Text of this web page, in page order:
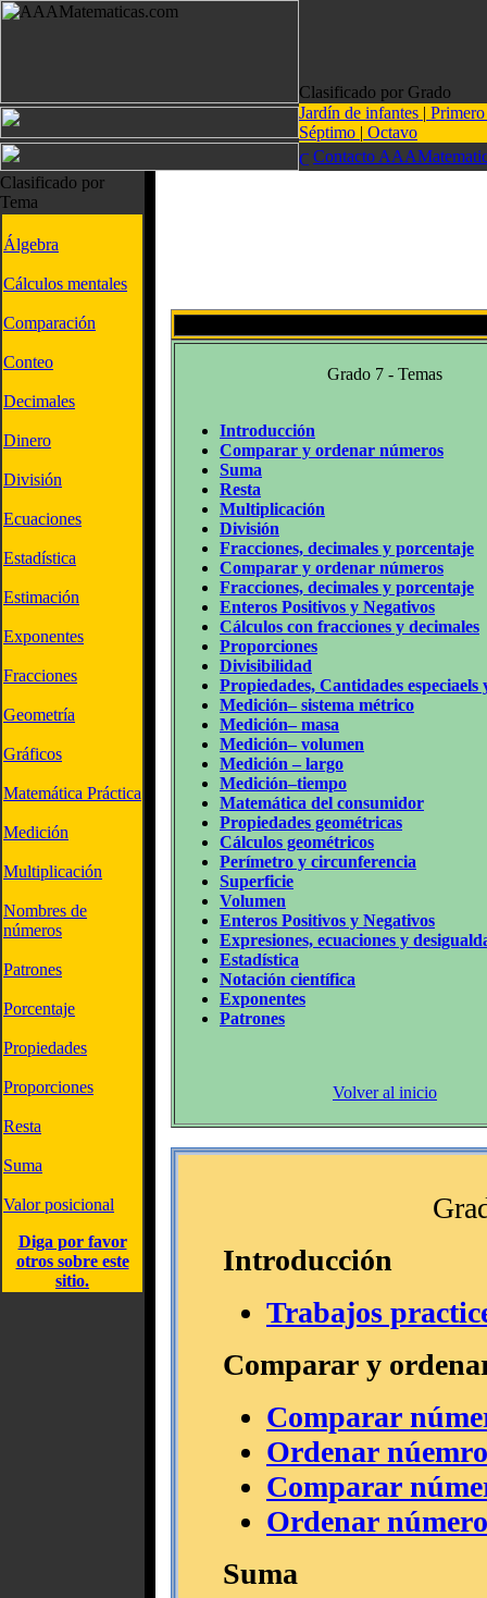
Clasificado por Grado
Jardín de infantes |
Séptimo | Octavo
Contacto
Clasificado por
Tema
Álgebra
Cálculos mentales
Comparación
Conteo
Decimales
Dinero
División
Ecuaciones
Estadística
Estimación
Exponentes
Fracciones
Geometría
Gráficos
Matemática Práctica
Medición
Multiplicación
Nombres de
números
Patrones
Porcentaje
Propiedades
Proporciones
Resta
Suma
Valor posicional
Diga por favor
otros sobre este
sitio.
Grado 7 - Temas
Introducción
Comparar y ordenar números
Suma
Resta
Multiplicación
División
Fracciones, decimales y porcentaje
Comparar y ordenar números
Fracciones, decimales y porcentaje
Enteros Positivos y Negativos
Cálculos con fracciones y decimales
Proporciones
Divisibilidad
Propiedades, Cantidades especiaels
Medición– sistema métrico
Medición– masa
Medición– volumen
Medición – largo
Medición–tiempo
Matemática del consumidor
Propiedades geométricas
Cálculos geométricos
Perímetro y circunferencia
Superficie
Volumen
Enteros Positivos y Negativos
Expresiones, ecuaciones y
Estadística
Notación científica
Exponentes
Patrones
Volver al inicio
Introducción
Trabajos
Comparar y
Comparar
Ordenar
Comparar
Ordenar
Suma